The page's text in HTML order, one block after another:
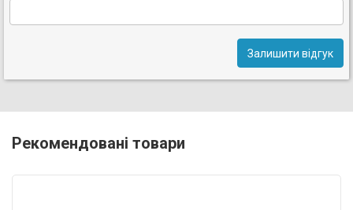
Залишити відгук
Рекомендовані товари